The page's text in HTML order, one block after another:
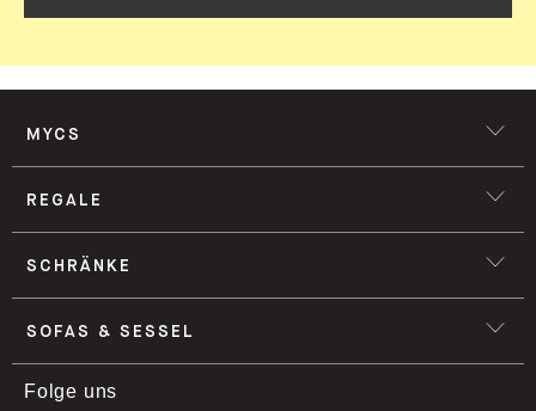
MYCS
REGALE
SCHRÄNKE
SOFAS & SESSEL
Folge uns